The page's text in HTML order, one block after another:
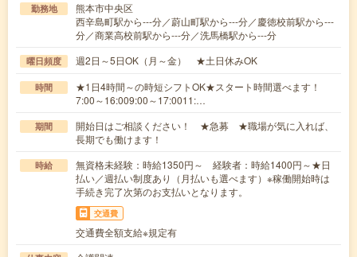
勤務地
熊本市中央区
西辛島町駅から---分／蔚山町駅から---分／慶徳校前駅から---
分／商業高校前駅から---分／洗馬橋駅から---分
曜日頻度 週2日～5日OK（月～金） ★土日休みOK
時間
★1日4時間～の時短シフトOK★スタート時間選べます！
7:00～16:009:00～17:0011:…
期間
開始日はご相談ください！ ★急募 ★職場が気に入れば、
長期でも働けます！
時給
無資格未経験：時給1350円～ 経験者：時給1400円～★日
払い／週払い制度あり（月払いも選べます）※稼働開始時は
手続き完了次第のお支払いとなります。
交通費
交通費全額支給※規定有